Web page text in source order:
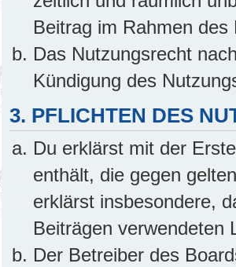
Beitrag im Rahmen
Das Nutzungsrecht
Kündigung des
3. PFLICHTEN DES
Du erklärst mit der
enthält, die gegen
erklärst insbesondere,
Beiträgen verwendeten
Der Betreiber des